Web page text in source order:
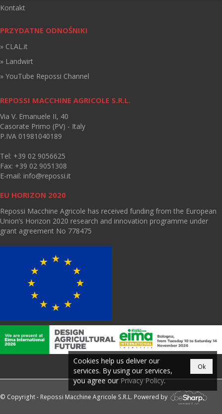
Kontakt
PRZYDATNE ODNOŚNIKI
» CLAL.it
» Landwirt
» YouTube Repossi Channel
REPOSSI MACCHINE AGRICOLE S.R.L.
Via V. Emanuele II, 40
Casorate Primo (PV) - Italy
P.IVA 01981040189
Tel: +39 02 9056625
Fax: +39 02 9051308
E-mail: info@repossi.it
EU HORIZON 2020
Repossi Macchine Agricole has received funding from the European
Union’s Horizon 2020 research and innovation programme under
grant agreement No 778475
© Copyright - Repossi Macchine Agricole S.R.L. Powered by
Cookies help us deliver our
services. By using our services,
you agree ourPrivacy Policy.
Ok